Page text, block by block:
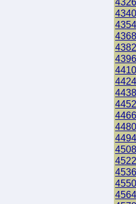
4340
4354
4368
4382
4396
4410
4424
4438
4452
4466
4480
4494
4508
4522
4536
4550
4564